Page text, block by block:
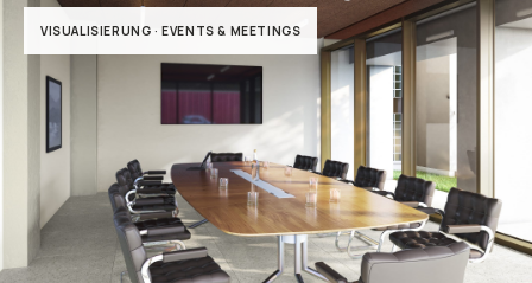
VISUALISIERUNG · EVENTS & MEETINGS